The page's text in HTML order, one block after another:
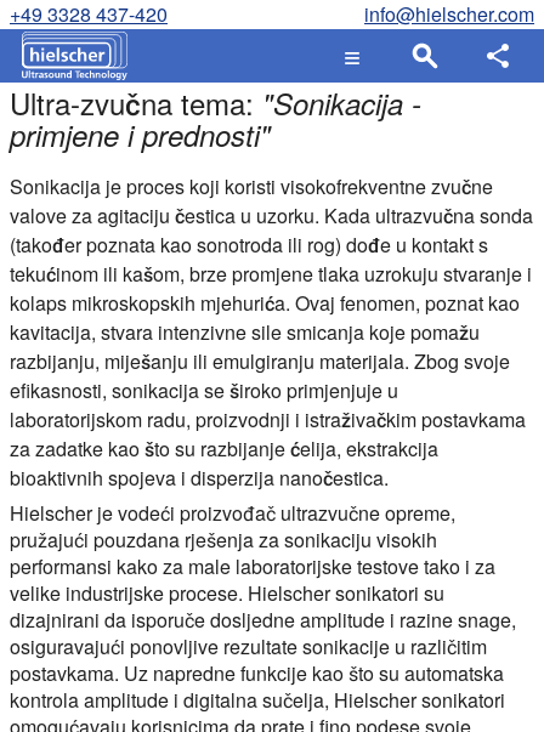
+49 3328 437-420 info@hielscher.com
Ultra-zvučna tema: "Sonikacija -
primjene i prednosti"
Sonikacija je proces koji koristi visokofrekventne zvučne
valove za agitaciju čestica u uzorku. Kada ultrazvučna sonda
(također poznata kao sonotroda ili rog) dođe u kontakt s
tekućinom ili kašom, brze promjene tlaka uzrokuju stvaranje i
kolaps mikroskopskih mjehurića. Ovaj fenomen, poznat kao
kavitacija, stvara intenzivne sile smicanja koje pomažu
razbijanju, miješanju ili emulgiranju materijala. Zbog svoje
efikasnosti, sonikacija se široko primjenjuje u
laboratorijskom radu, proizvodnji i istraživačkim postavkama
za zadatke kao što su razbijanje ćelija, ekstrakcija
bioaktivnih spojeva i disperzija nanočestica.
Hielscher je vodeći proizvođač ultrazvučne opreme,
pružajući pouzdana rješenja za sonikaciju visokih
performansi kako za male laboratorijske testove tako i za
velike industrijske procese. Hielscher sonikatori su
dizajnirani da isporuče dosljedne amplitude i razine snage,
osiguravajući ponovljive rezultate sonikacije u različitim
postavkama. Uz napredne funkcije kao što su automatska
kontrola amplitude i digitalna sučelja, Hielscher sonikatori